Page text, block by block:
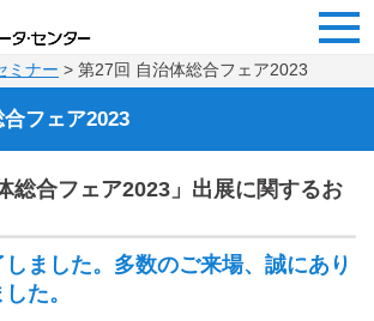
ミナー > 第27回 自治体総合フェア2023
フェア2023
総合フェア2023」出展に関するお
ました。多数のご来場、誠にあり
た。